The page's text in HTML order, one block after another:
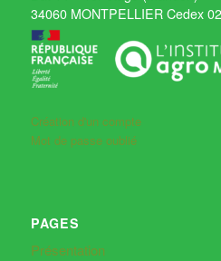
34060 MONTPELLIER Cedex 02
Création d'un compte
Mot de passe oublié
PAGES
Présentation